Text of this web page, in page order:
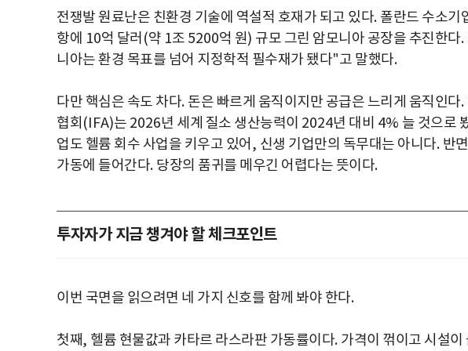
전쟁발 원료난은 친환경 기술에 역설적 호재가 되고 있다. 폴란드 수소기
항에 10억 달러 (약 1조 5200억 원) 규모 그린 암모니아 공장을 추진한다.
니아는 환경 목표를 넘어 지정학적 필수재가 됐다"고 말했다.
다만 핵심은 속도 차다. 돈은 빠르게 움직이지만 공급은 느리게 움직인다.
협회 (IFA)는 2026년 세계 질소 생산능력이 2024년 대비 4% 늘 것으로
업도 헬륨 회수 사업을 키우고 있어 , 신생 기업만의 독무대는 아니다. 반
가동에 들어간다. 당장의 품귀를 메우긴 어렵다는 뜻이다.
투자자가 지금 챙겨야 할 체크포인트
이번 국면을 읽으려면 네 가지 신호를 함께 봐야 한다.
첫째, 헬륨 현물값과 카타르 라스라판 가동률이다. 가격이 꺾이고 시설